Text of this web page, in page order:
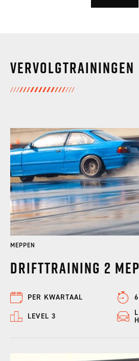
Vervolgtrainingen
MEPPEN
Drifttraining 2
PER KWARTAAL
LEVEL 3